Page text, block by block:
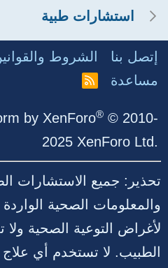
استشارات طبية
إتصل بنا الشروط
مساعدة
R
by XenForo® © 2010-
2025 XenForo Ltd.
تحذير: جميع الاستشارات
والمعلومات الصحية
لأغراض التوعية الصحية
الطبيب. لا تستخدم أي